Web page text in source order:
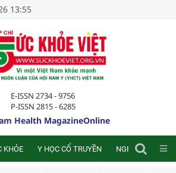
13:55
E-ISSN 2734 - 9756
P-ISSN 2815 - 6285
Health MagazineOnline
KHỎE Y HỌC CỔ TRUYỀN NGHIÊN CỨU